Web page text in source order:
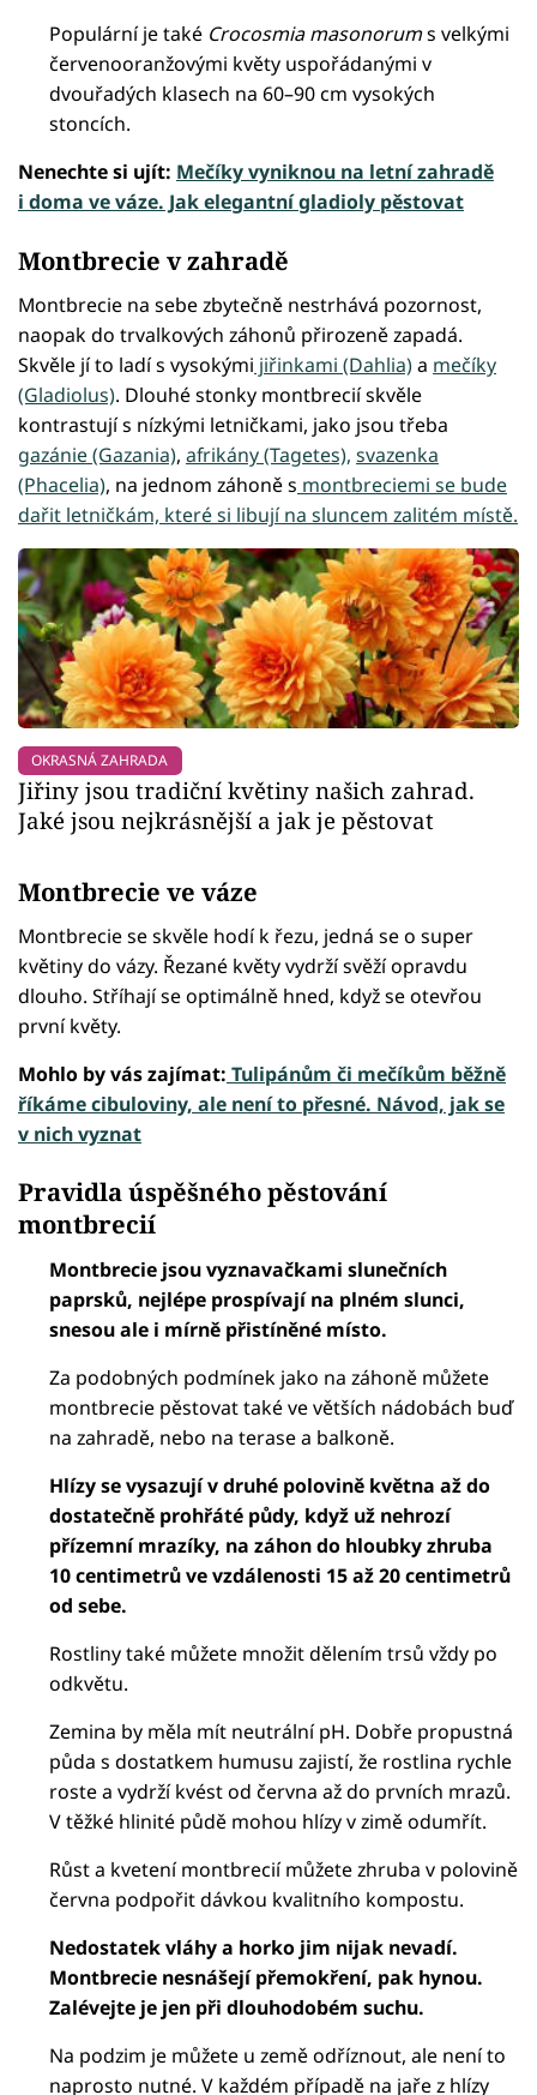
Populární je také Crocosmia masonorums velkými
červenooranžovými květy uspořádanými v
dvouřadých klasech na 60–90 cm vysokých
stoncích.
Nenechte si ujít: Mečíky vyniknou na letní zahradě
i doma ve váze. Jak elegantní gladioly pěstovat
Montbrecie v zahradě
Montbrecie na sebe zbytečně nestrhává pozornost,
naopak do trvalkových záhonů přirozeně zapadá.
Skvěle jí to ladí s vysokými jiřinkami (Dahlia)a mečíky
(Gladiolus). Dlouhé stonky montbrecií skvěle
kontrastují s nízkými letničkami, jako jsou třeba
gazánie (Gazania), afrikány (Tagetes), svazenka
(Phacelia), na jednom záhoně s montbreciemi se bude
dařit letničkám, které si libují na sluncem zalitém místě.
OKRASNÁ ZAHRADA
Jiřiny jsou tradiční květiny našich zahrad.
Jaké jsou nejkrásnější a jak je pěstovat
Montbrecie ve váze
Montbrecie se skvěle hodí k řezu, jedná se o super
květiny do vázy. Řezané květy vydrží svěží opravdu
dlouho. Stříhají se optimálně hned, když se otevřou
první květy.
Mohlo by vás zajímat: Tulipánům či mečíkům běžně
říkáme cibuloviny, ale není to přesné. Návod, jak se
v nich vyznat
Pravidla úspěšného pěstování
montbrecií
Montbrecie jsou vyznavačkami slunečních
paprsků, nejlépe prospívají na plném slunci,
snesou ale i mírně přistíněné místo.
Za podobných podmínek jako na záhoně můžete
montbrecie pěstovat také ve větších nádobách buď
na zahradě, nebo na terase a balkoně.
Hlízy se vysazují v druhé polovině května až do
dostatečně prohřáté půdy, když už nehrozí
přízemní mrazíky, na záhon do hloubky zhruba
10 centimetrů ve vzdálenosti 15 až 20 centimetrů
od sebe.
Rostliny také můžete množit dělením trsů vždy po
odkvětu.
Zemina by měla mít neutrální pH. Dobře propustná
půda s dostatkem humusu zajistí, že rostlina rychle
roste a vydrží kvést od června až do prvních mrazů.
V těžké hlinité půdě mohou hlízy v zimě odumřít.
Růst a kvetení montbrecií můžete zhruba v polovině
června podpořit dávkou kvalitního kompostu.
Nedostatek vláhy a horko jim nijak nevadí.
Montbrecie nesnášejí přemokření, pak hynou.
Zalévejte je jen při dlouhodobém suchu.
Na podzim je můžete u země odříznout, ale není to
naprosto nutné. V každém případě na jaře z hlízy